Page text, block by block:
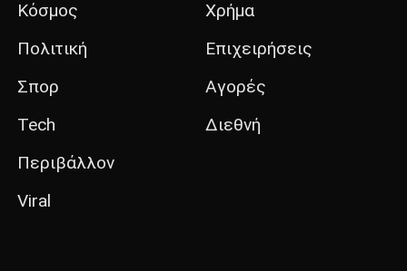
Κόσμος
Πολιτική
Σπορ
Tech
Περιβάλλον
Viral
Χρήμα
Επιχειρήσεις
Αγορές
Διεθνή